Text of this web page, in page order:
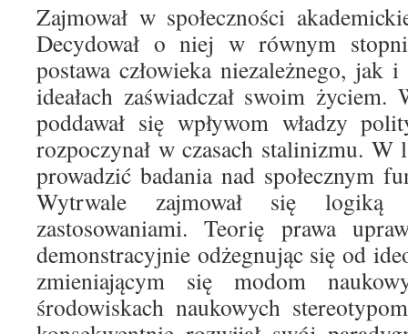
Zajmował w społeczności
Decydował o niej w równym
postawa człowieka niezależnego, jak
ideałach zaświadczał swoim
poddawał się wpływom władzy
rozpoczynał w czasach stalinizmu. W
prowadzić badania nad społecznym
Wytrwale zajmował się
zastosowaniami. Teorię prawa
demonstracyjnie odżegnując się od
zmieniającym się modom
środowiskach naukowych